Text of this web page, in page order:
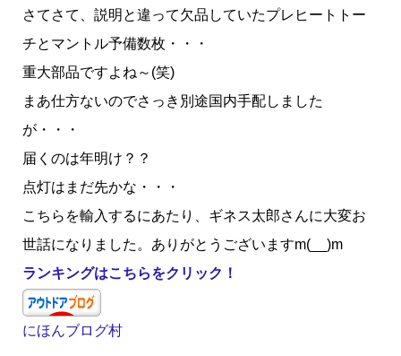
さてさて、説明と違って欠品していたプレヒートトー
チとマントル予備数枚・・・
重大部品ですよね～(笑)
まあ仕方ないのでさっき別途国内手配しました
が・・・
届くのは年明け？？
点灯はまだ先かな・・・
こちらを輸入するにあたり、ギネス太郎さんに大変お
世話になりました。ありがとうございますm(__)m
ランキングはこちらをクリック！
にほんブログ村